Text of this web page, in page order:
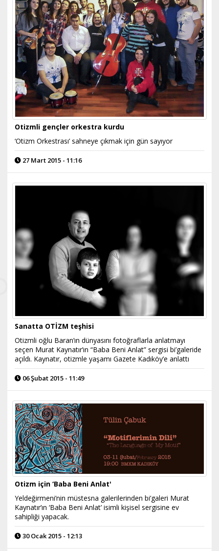
Otizmli gençler orkestra kurdu
‘Otizm Orkestrası’ sahneye çıkmak için gün sayıyor
27 Mart 2015 - 11:16
Sanatta OTİZM teşhisi
Otizmli oğlu Baran’ın dünyasını fotoğraflarla anlatmayı
seçen Murat Kaynatır’ın “Baba Beni Anlat” sergisi bi’galeride
açıldı. Kaynatır, otizmle yaşamı Gazete Kadıköy’e anlattı
06 Şubat 2015 - 11:49
Otizm için ‘Baba Beni Anlat'
Yeldeğirmeni’nin müstesna galerilerinden bi’galeri Murat
Kaynatır’ın ‘Baba Beni Anlat’ isimli kişisel sergisine ev
sahipliği yapacak.
30 Ocak 2015 - 12:13